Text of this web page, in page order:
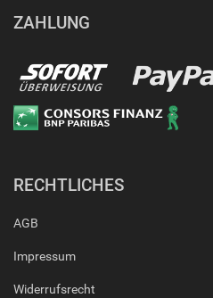
ZAHLUNG
RECHTLICHES
AGB
Impressum
Widerrufsrecht